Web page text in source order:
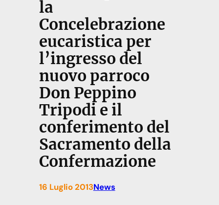
la
Concelebrazione
eucaristica per
l’ingresso del
nuovo parroco
Don Peppino
Tripodi e il
conferimento del
Sacramento della
Confermazione
16 Luglio 2013News